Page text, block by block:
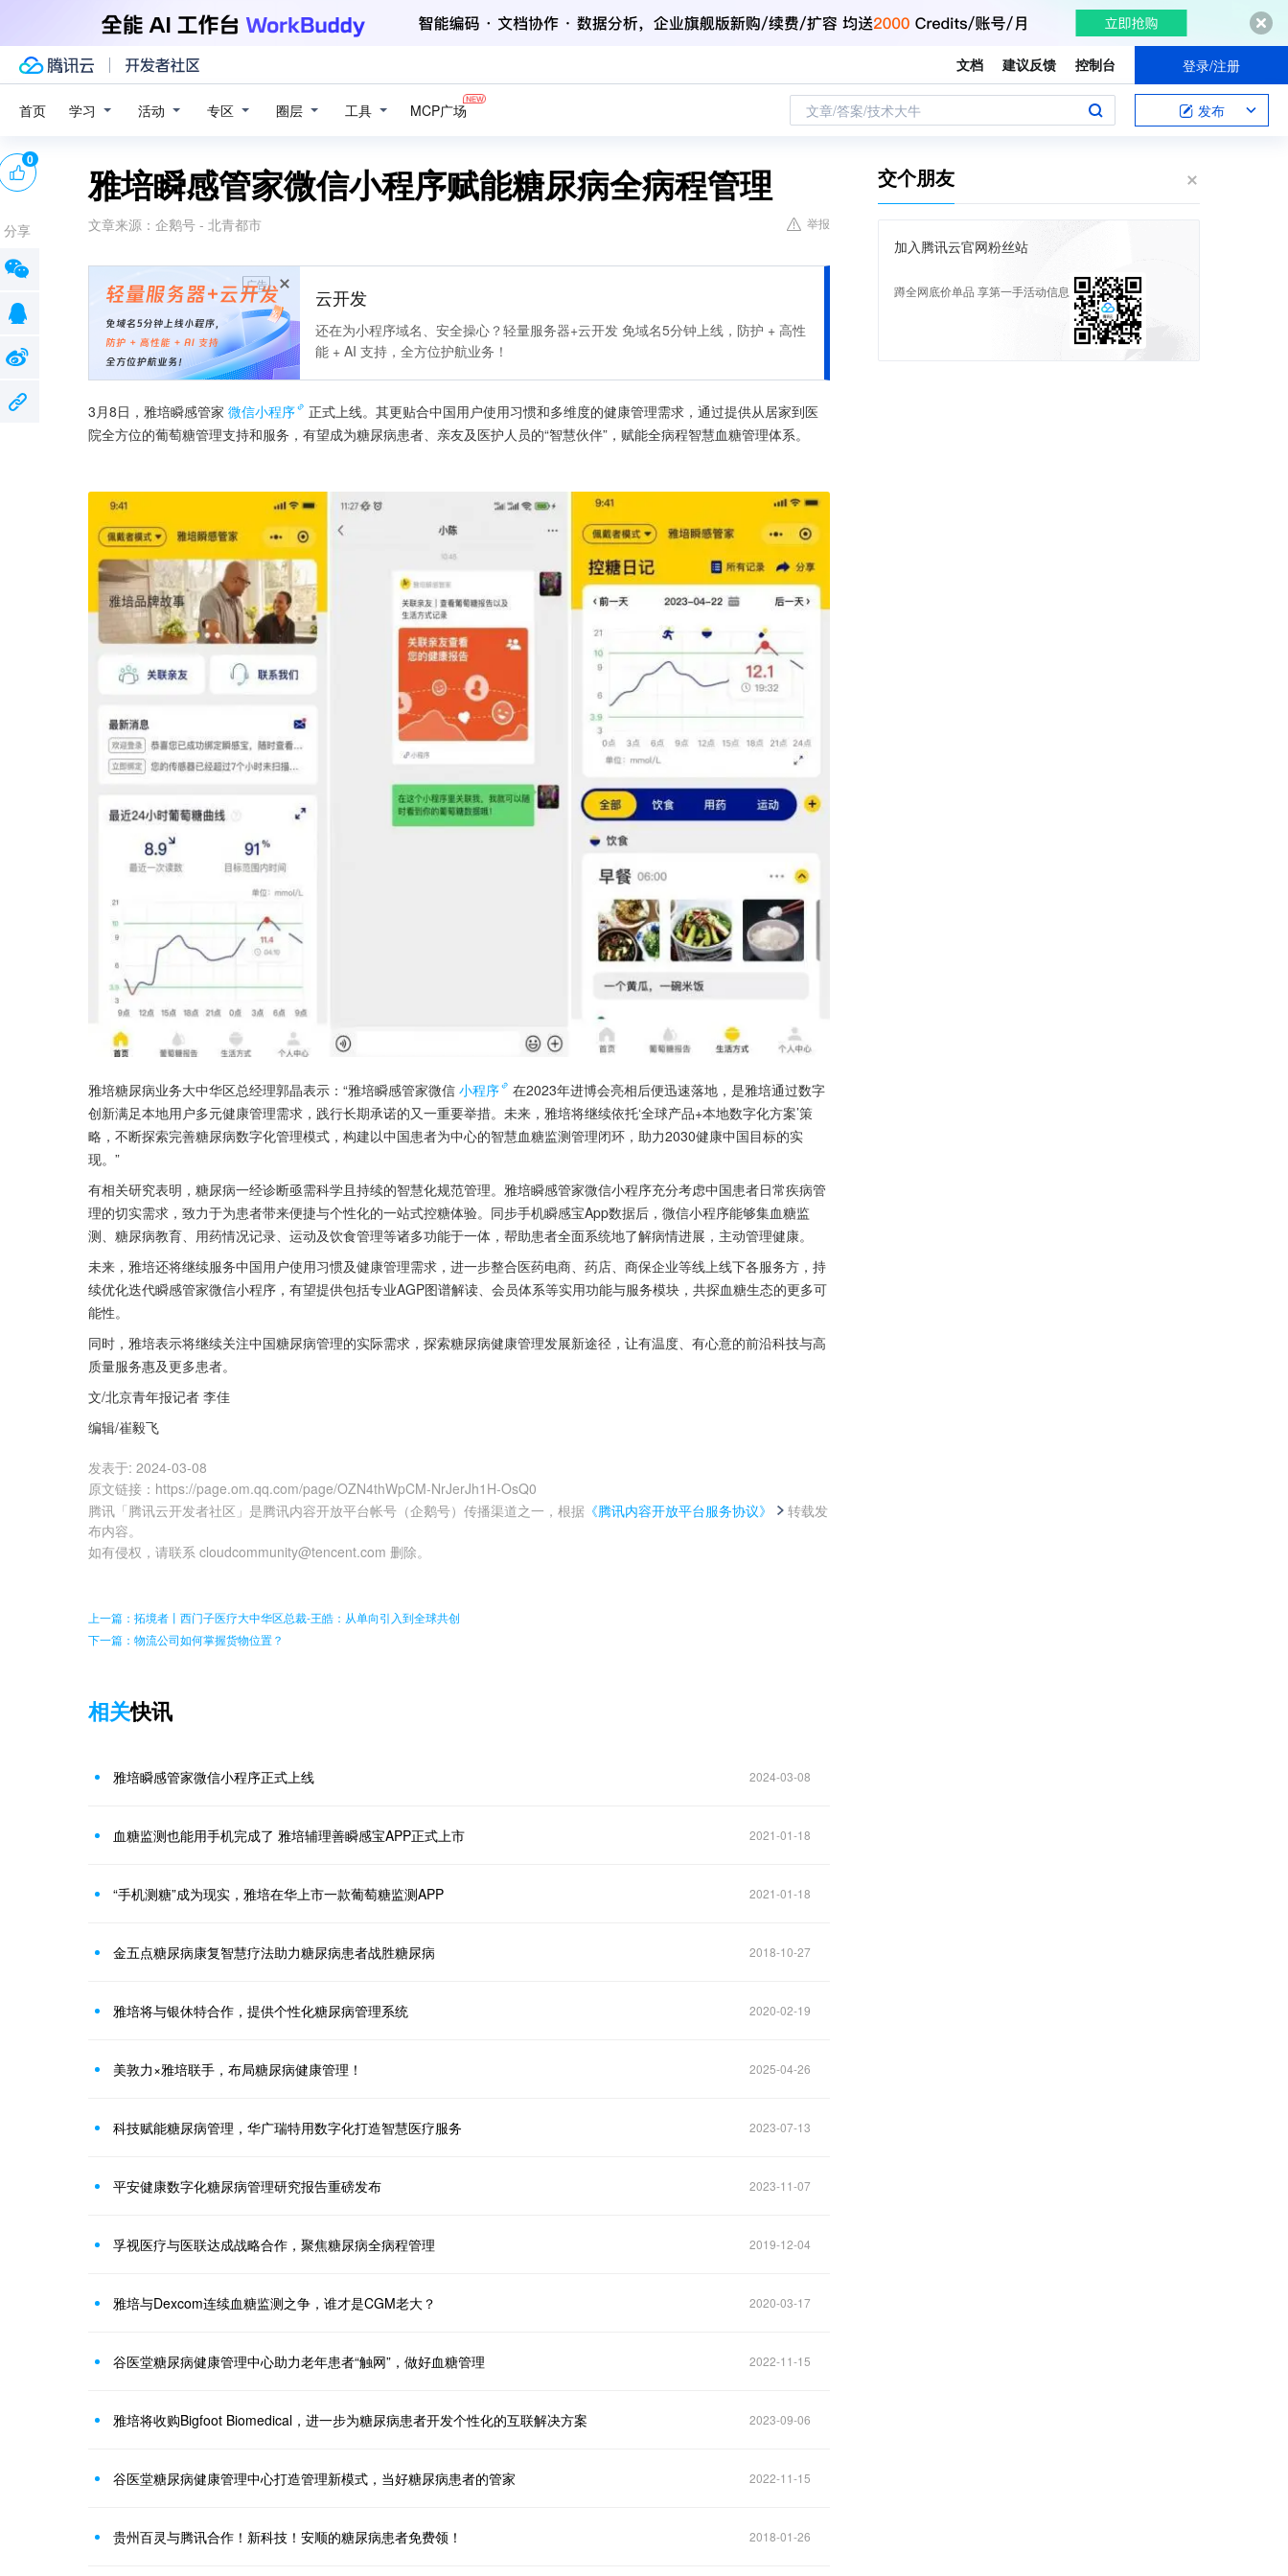
文档 建议反馈 控制台 登录/注册
首页 学习 活动 专区 圈层 工具 MCP广场 文章/答案/技术大牛 发布
雅培瞬感管家微信小程序赋能糖尿病全病程管理
文章来源： 企鹅号 - 北青都市 举报
广告
云开发
还在为小程序域名、安全操心？轻量服务器+云开发 免域名5分钟上线，防护 + 高性
能 + AI 支持，全方位护航业务！
3月8日，雅培瞬感管家 微信小程序
正式上线。其更贴合中国用户使用习惯和多维度的健康管理需求，通过提供从居家到医
院全方位的葡萄糖管理支持和服务，有望成为糖尿病患者、亲友及医护人员的“智慧伙伴”，赋能全病程智慧血糖管理体系。
雅培糖尿病业务大中华区总经理郭晶表示：“雅培瞬感管家微信 小程序
在2023年进博会亮相后便迅速落地，是雅培通过数字
创新满足本地用户多元健康管理需求，践行长期承诺的又一重要举措。未来，雅培将继续依托‘全球产品+本地数字化方案’策
略，不断探索完善糖尿病数字化管理模式，构建以中国患者为中心的智慧血糖监测管理闭环，助力2030健康中国目标的实
现。”
有相关研究表明，糖尿病一经诊断亟需科学且持续的智慧化规范管理。雅培瞬感管家微信小程序充分考虑中国患者日常疾病管
理的切实需求，致力于为患者带来便捷与个性化的一站式控糖体验。同步手机瞬感宝App数据后，微信小程序能够集血糖监
测、糖尿病教育、用药情况记录、运动及饮食管理等诸多功能于一体，帮助患者全面系统地了解病情进展，主动管理健康。
未来，雅培还将继续服务中国用户使用习惯及健康管理需求，进一步整合医药电商、药店、商保企业等线上线下各服务方，持
续优化迭代瞬感管家微信小程序，有望提供包括专业AGP图谱解读、会员体系等实用功能与服务模块，共探血糖生态的更多可
能性。
同时，雅培表示将继续关注中国糖尿病管理的实际需求，探索糖尿病健康管理发展新途径，让有温度、有心意的前沿科技与高
质量服务惠及更多患者。
文/北京青年报记者 李佳
编辑/崔毅飞
发表于: 2024-03-08
原文链接 ： https://page.om.qq.com/page/OZN4thWpCM-NrJerJh1H-OsQ0
腾讯「腾讯云开发者社区」是腾讯内容开放平台帐号（企鹅号）传播渠道之一，根据 《腾讯内容开放平台服务协议》
转载发
布内容。
如有侵权，请联系 cloudcommunity@tencent.com 删除。
0
分享
上一篇：拓境者丨西门子医疗大中华区总裁-王皓：从单向引入到全球共创
下一篇：物流公司如何掌握货物位置？
相关快讯
雅培瞬感管家微信小程序正式上线 2024-03-08
血糖监测也能用手机完成了 雅培辅理善瞬感宝APP正式上市 2021-01-18
“手机测糖”成为现实，雅培在华上市一款葡萄糖监测APP 2021-01-18
金五点糖尿病康复智慧疗法助力糖尿病患者战胜糖尿病 2018-10-27
雅培将与银休特合作，提供个性化糖尿病管理系统 2020-02-19
美敦力×雅培联手，布局糖尿病健康管理！ 2025-04-26
科技赋能糖尿病管理，华广瑞特用数字化打造智慧医疗服务 2023-07-13
平安健康数字化糖尿病管理研究报告重磅发布 2023-11-07
孚视医疗与医联达成战略合作，聚焦糖尿病全病程管理 2019-12-04
雅培与Dexcom连续血糖监测之争，谁才是CGM老大？ 2020-03-17
谷医堂糖尿病健康管理中心助力老年患者“触网”，做好血糖管理 2022-11-15
雅培将收购Bigfoot Biomedical，进一步为糖尿病患者开发个性化的互联解决方案 2023-09-06
谷医堂糖尿病健康管理中心打造管理新模式，当好糖尿病患者的管家 2022-11-15
贵州百灵与腾讯合作！新科技！安顺的糖尿病患者免费领！ 2018-01-26
交个朋友
加入腾讯云官网粉丝站
蹲全网底价单品 享第一手活动信息